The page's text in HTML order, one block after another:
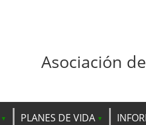
Asociación
PLANES DE VIDA